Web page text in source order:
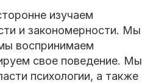
изучаем
и закономерности. Мы
воспринимаем
свое поведение. Мы
психологии, а также